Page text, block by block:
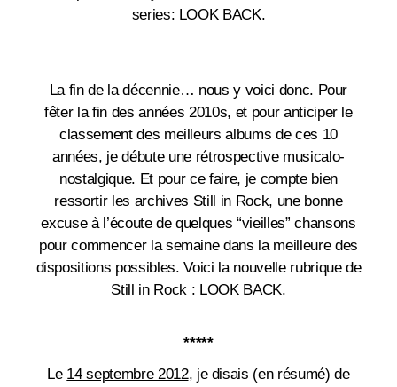
series: LOOK BACK.
La fin de la décennie… nous y voici donc. Pour
fêter la fin des années 2010s, et pour anticiper le
classement des meilleurs albums de ces 10
années, je débute une rétrospective musicalo-
nostalgique. Et pour ce faire, je compte bien
ressortir les archives Still in Rock, une bonne
excuse à l’écoute de quelques “vieilles” chansons
pour commencer la semaine dans la meilleure des
dispositions possibles.Voici la nouvelle rubrique de
Still in Rock : LOOK BACK.
*****
Le 14 septembre 2012, je disais (en résumé) de